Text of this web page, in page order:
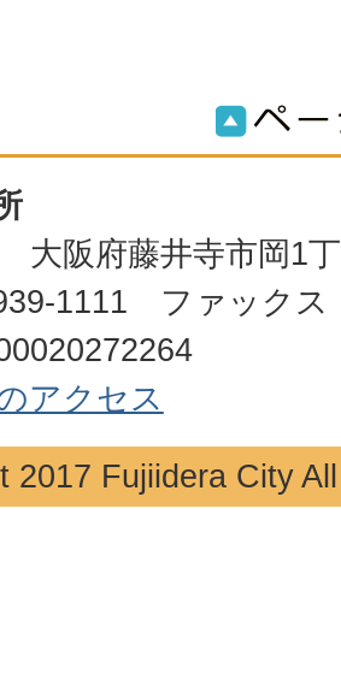
大阪府藤井寺市岡1
1111 ファックス
アクセス
2017 Fujiidera City